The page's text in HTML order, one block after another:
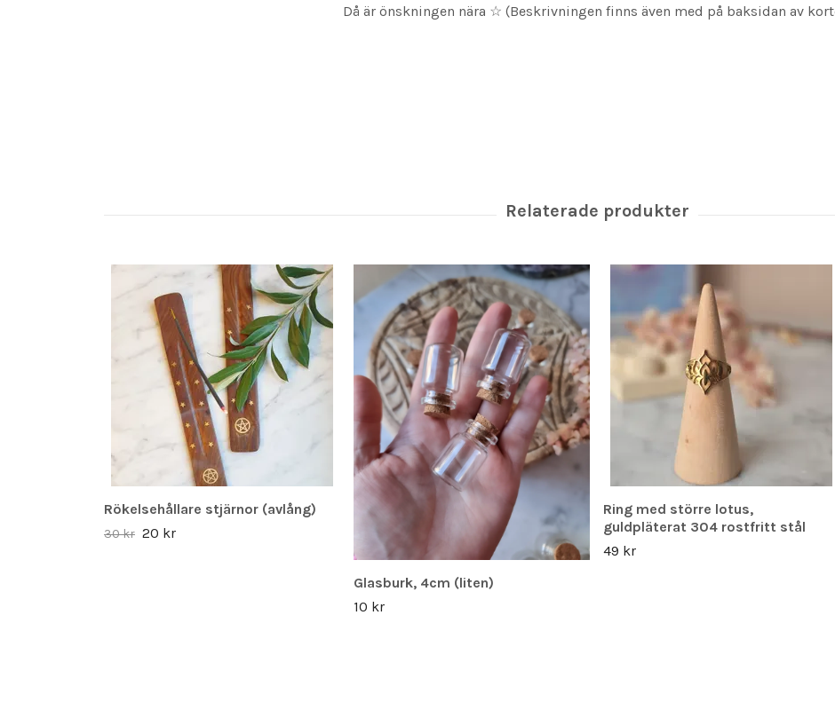
Då är önskningen nära ☆ (Beskrivningen finns även med på baksidan av
Rökelsehållare stjärnor (avlång)
30 kr 20 kr
Glasburk, 4cm (liten)
10 kr
Ring med större lotus,
guldpläterat 304 rostfritt stål
49 kr